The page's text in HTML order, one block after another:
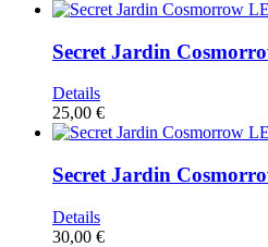
Secret Jardin
Details
25,00 €
Secret Jardin
Details
30,00 €